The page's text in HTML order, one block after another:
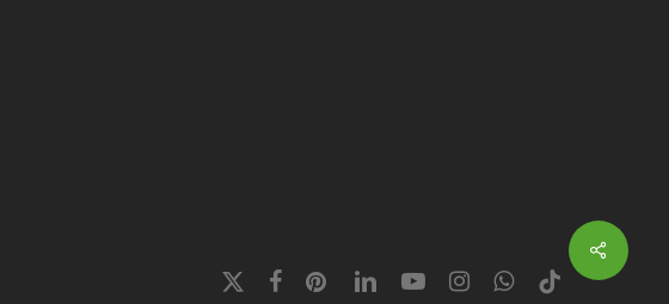
x-
facebookpinterestlinkedinyoutubeinstagramwhatsapptiktok